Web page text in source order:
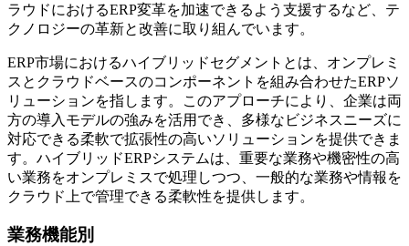
ラウドにおけるERP変革を加速できるよう支援するなど、テ
クノロジーの革新と改善に取り組んでいます。
ERP市場におけるハイブリッドセグメントとは、オンプレミ
スとクラウドベースのコンポーネントを組み合わせたERPソ
リューションを指します。このアプローチにより、企業は両
方の導入モデルの強みを活用でき、多様なビジネスニーズに
対応できる柔軟で拡張性の高いソリューションを提供できま
す。ハイブリッドERPシステムは、重要な業務や機密性の高
い業務をオンプレミスで処理しつつ、一般的な業務や情報を
クラウド上で管理できる柔軟性を提供します。
業務機能別